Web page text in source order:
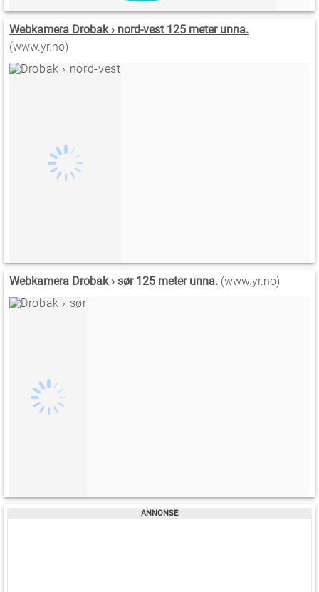
Webkamera Drobak › nord-vest 125 meter unna.
(www.yr.no)
Webkamera Drobak › sør 125 meter unna. (www.yr.no)